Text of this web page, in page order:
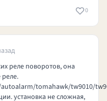
0
реле поворотов, она
реле.
tomahawk/tw9010/
установка не сложная,